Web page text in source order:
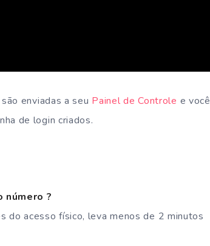
enviadas a seu Painel de Controle e você
de login criados.
?
do acesso físico, leva menos de 2 minutos